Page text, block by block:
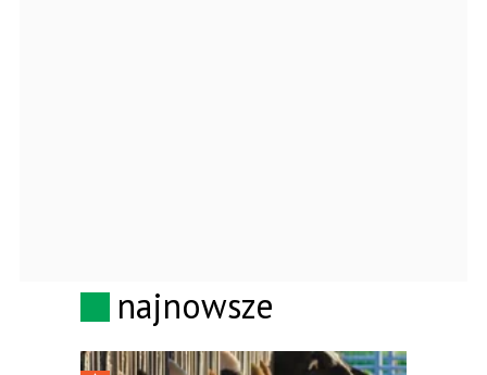
najnowsze